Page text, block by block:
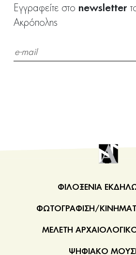
Εγγραφείτε στο newsletter
Ακρόπολης
ΦΙΛΟΞΕΝΙΑ
ΦΩΤΟΓΡΑΦΙΣΗ/
ΜΕΛΕΤΗ
ΨΗΦΙΑΚΟ